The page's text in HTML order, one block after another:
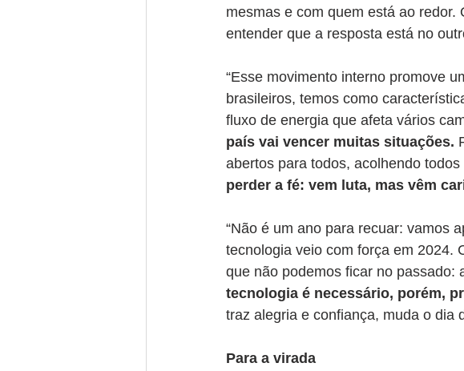
mesmas e com quem está ao
entender que a resposta está no
“Esse movimento interno promove
brasileiros, temos como
fluxo de energia que afeta vários
país vai vencer muitas situações.
abertos para todos, acolhendo
perder a fé: vem luta, mas vêm
“Não é um ano para recuar: vamos
tecnologia veio com força em 2024.
que não podemos ficar no passado:
tecnologia é necessário, porém,
traz alegria e confiança, muda o dia
Para a virada